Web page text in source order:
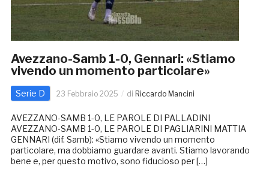
Avezzano-Samb 1-0, Gennari: «Stiamo
vivendo un momento particolare»
Serie D 23 Febbraio 2025 di Riccardo Mancini
AVEZZANO-SAMB 1-0, LE PAROLE DI PALLADINI
AVEZZANO-SAMB 1-0, LE PAROLE DI PAGLIARINI MATTIA
GENNARI (dif. Samb): «Stiamo vivendo un momento
particolare, ma dobbiamo guardare avanti. Stiamo lavorando
bene e, per questo motivo, sono fiducioso per […]